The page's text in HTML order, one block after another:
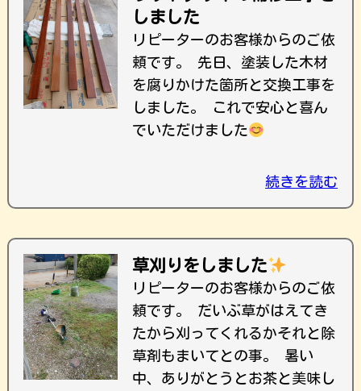
しました
リピーターのお客様からのご依
頼です。 先日、塗装した木材
を腐りかけた箇所と交換工事を
しました。 これで安心と喜ん
でいただけました
続きを読む
草刈りをしました
リピーターのお客様からのご依
頼です。 だいぶ草がはえてき
たから刈ってくれるかそれと除
草剤もまいてとの事。 暑い
中、ありがとうとお茶と美味し